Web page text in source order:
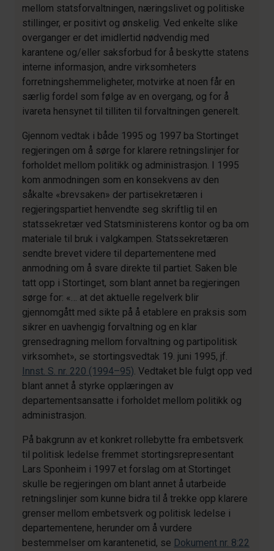
mellom statsforvaltningen, næringslivet og politiske
stillinger, er positivt og ønskelig. Ved enkelte slike
overganger er det imidlertid nødvendig med
karantene og/eller saksforbud for å beskytte statens
interne informasjon, andre virksomheters
forretningshemmeligheter, motvirke at noen får en
særlig fordel som følge av en overgang, og for å
ivareta hensynet til tilliten til forvaltningen generelt.
Gjennom vedtak i både 1995 og 1997 ba Stortinget
regjeringen om å sørge for klarere retningslinjer for
forholdet mellom politikk og administrasjon. I 1995
kom anmodningen som en konsekvens av den
såkalte «brevsaken» der partisekretæren i
regjeringspartiet henvendte seg skriftlig til en
statssekretær ved Statsministerens kontor og ba om
materiale til bruk i valgkampen. Statssekretæren
sendte brevet videre til departementene med
anmodning om å svare direkte til partiet. Saken ble
tatt opp i Stortinget, som blant annet ba regjeringen
sørge for: «… at det aktuelle regelverk blir
gjennomgått med sikte på å etablere en praksis som
sikrer en uavhengig forvaltning og en klar
grensedragning mellom forvaltning og partipolitisk
virksomhet», se stortingsvedtak 19. juni 1995, jf.
Innst. S. nr. 220 (1994–95). Vedtaket ble fulgt opp ved
blant annet å styrke opplæringen av
departementsansatte i forholdet mellom politikk og
administrasjon.
På bakgrunn av et konkret rollebytte fra embetsverk
til politisk ledelse fremmet stortingsrepresentant
Lars Sponheim i 1997 et forslag om at Stortinget
skulle be regjeringen om blant annet å utarbeide
retningslinjer som kunne bidra til å trekke opp klarere
grenser mellom embetsverk og politisk ledelse i
departementene, herunder om å vurdere
bestemmelser om karantenetid, se Dokument nr. 8:22